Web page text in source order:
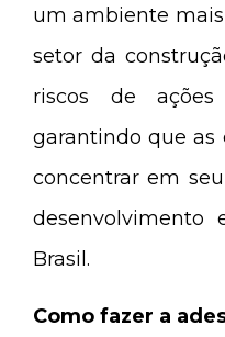
um ambiente
setor da
riscos de
garantindo que as
concentrar em
desenvolvimento
Brasil.
Como fazer a